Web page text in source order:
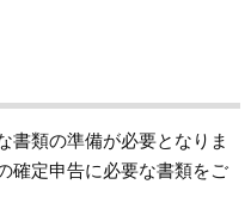
書類の準備が必要となりま
確定申告に必要な書類をご